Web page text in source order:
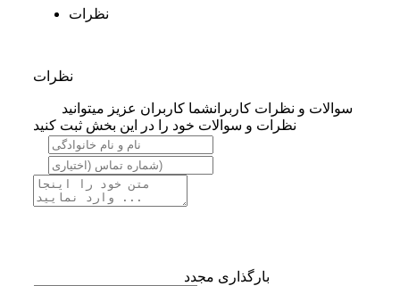
نظرات
نظرات
سوالات و نظرات کاربرانشما کاربران عزیز میتوانید
نظرات و سوالات خود را در این بخش ثبت کنید
بارگذاری مجدد